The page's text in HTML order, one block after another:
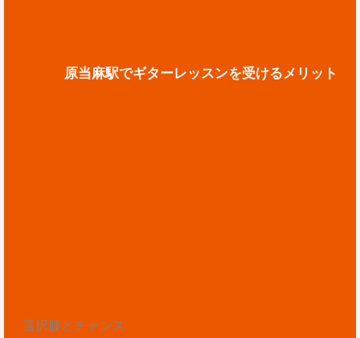
原当麻駅でギターレッスンを受けるメリット
選択肢とチャンス